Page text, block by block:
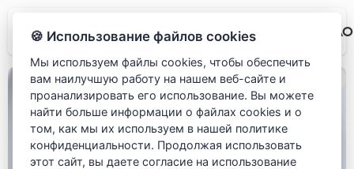
Использование файлов cookies 🍪
Мы используем файлы cookies, чтобы обеспечить
вам наилучшую работу на нашем веб-сайте и
проанализировать его использование. Вы можете
найти больше информации о файлах cookies и о
том, как мы их используем в нашей политике
конфиденциальности. Продолжая использовать
этот сайт, вы даете согласие на использование